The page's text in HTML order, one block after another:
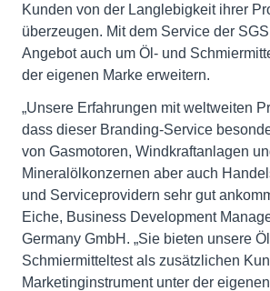
Kunden von der Langlebigkeit ihrer
überzeugen. Mit dem Service der
Angebot auch um Öl- und
der eigenen Marke erweitern.
„Unsere Erfahrungen mit weltweiten
dass dieser Branding-Service
von Gasmotoren, Windkraftanlagen
Mineralölkonzernen aber auch
und Serviceprovidern sehr gut
Eiche, Business Development
Germany GmbH. „Sie bieten unsere
Schmiermitteltest als zusätzlichen
Marketinginstrument unter der